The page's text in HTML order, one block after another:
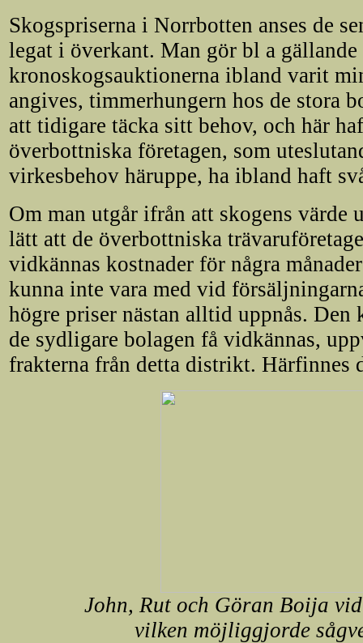
Skogspriserna i Norrbotten anses de
legat i överkant. Man gör bl a
kronoskogsauktionerna ibland varit
angives, timmerhungern hos de stora
att tidigare täcka sitt behov, och här
överbottniska företagen, som
virkesbehov häruppe, ha ibland haft
Om man utgår ifrån att skogens
lätt att de överbottniska
vidkännas kostnader för några
kunna inte vara med vid
högre priser nästan alltid uppnås.
de sydligare bolagen få vidkännas,
frakterna från detta distrikt. Härfinnes
John, Rut och Göran Boija
vilken möjliggjorde